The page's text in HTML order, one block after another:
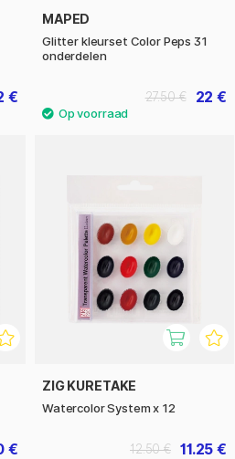
€
MAPED
Glitter kleurset Color Peps 31
onderdelen
22 €
27.50 €
€
ZIG KURETAKE
Watercolor System x 12
11.25 €
12.50 €